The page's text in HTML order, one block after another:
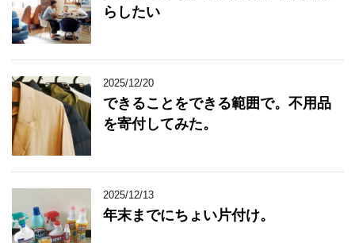
らしたい
2025/12/20
できることをできる範囲で。不用品
を寄付してみた。
2025/12/13
年末までにちょい片付け。